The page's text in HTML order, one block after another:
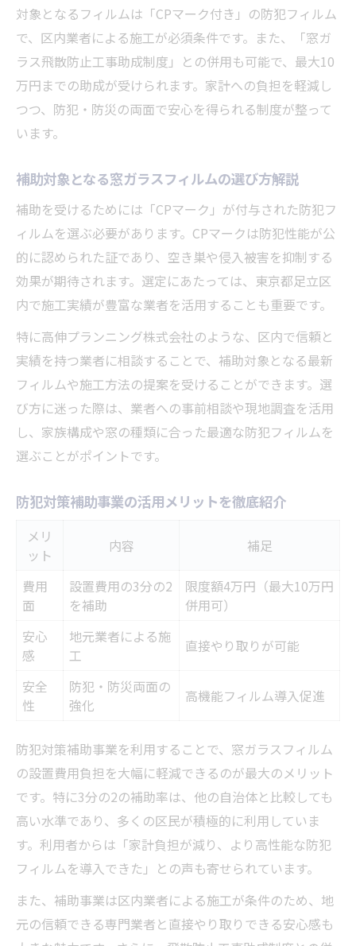
解説
窓ガラスフィルムで防犯効果が高まる理由
防犯フィルムと飛散防止助成の違い比較
助成対象フィルムの特徴と選び方
補助事業で家計を助ける防犯対策の始め方
家計負担を減らす窓ガラスフィルム活用術
補助金利用時の自己負担額早見表
防犯対策と家計節約を両立するコツ
窓ガラスフィルム導入の費用比較ポイント
る
賢く補助を使った住まいの安全アップ手順
補助金を活用した窓ガラスフィルム設置手
防犯フィルム設置までの流れ一覧表
住まいの安全性を高める実践ポイント
著者：木村 博
対象となるフィルムは「CPマーク付き」の防犯フィルム
で、区内業者による施工が必須条件です。また、「窓ガ
ラス飛散防止工事助成制度」との併用も可能で、最大10
万円までの助成が受けられます。家計への負担を軽減し
つつ、防犯・防災の両面で安心を得られる制度が整って
います。
補助対象となる窓ガラスフィルムの選び方解説
補助を受けるためには「CPマーク」が付与された防犯フ
ィルムを選ぶ必要があります。CPマークは防犯性能が公
的に認められた証であり、空き巣や侵入被害を抑制する
効果が期待されます。選定にあたっては、東京都足立区
内で施工実績が豊富な業者を活用することも重要です。
特に高伸プランニング株式会社のような、区内で信頼と
実績を持つ業者に相談することで、補助対象となる最新
フィルムや施工方法の提案を受けることができます。選
び方に迷った際は、業者への事前相談や現地調査を活用
し、家族構成や窓の種類に合った最適な防犯フィルムを
選ぶことがポイントです。
防犯対策補助事業の活用メリットを徹底紹介
メリ
ット
内容 補足
費用
面
設置費用の3分の2
を補助
限度額4万円（最大10万円
併用可）
安心
感
地元業者による施
工
直接やり取りが可能
安全
性
防犯・防災両面の
強化
高機能フィルム導入促進
防犯対策補助事業を利用することで、窓ガラスフィルム
の設置費用負担を大幅に軽減できるのが最大のメリット
です。特に3分の2の補助率は、他の自治体と比較しても
高い水準であり、多くの区民が積極的に利用していま
す。利用者からは「家計負担が減り、より高性能な防犯
フィルムを導入できた」との声も寄せられています。
また、補助事業は区内業者による施工が条件のため、地
元の信頼できる専門業者と直接やり取りできる安心感も